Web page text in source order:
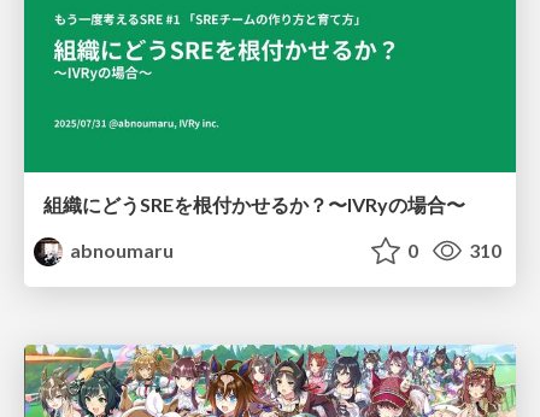
組織にどうSREを根付かせるか？〜IVRyの場合〜
abnoumaru
0 310